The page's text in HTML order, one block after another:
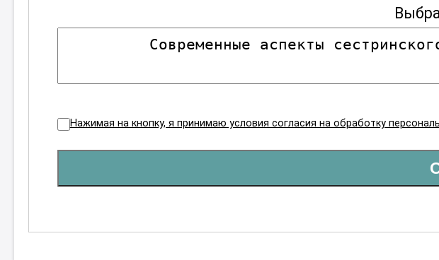
Нажимая на кнопку, я принимаю условия согласия на обработку